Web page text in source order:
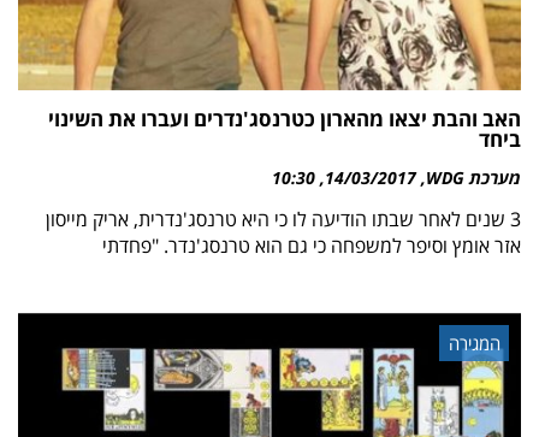
האב והבת יצאו מהארון כטרנסג'נדרים ועברו את השינוי
ביחד
מערכת WDG 14/03/2017
10:30
3 שנים לאחר שבתו הודיעה לו כי היא טרנסג'נדרית, אריק מייסון
אזר אומץ וסיפר למשפחה כי גם הוא טרנסג'נדר. "פחדתי
המגירה